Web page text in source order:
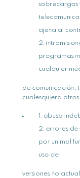
sobrecargas
ajena al
programas
cualquier
de comunicación,
cualesquiera otros.
abuso
errores
por un mal
uso de
versiones no